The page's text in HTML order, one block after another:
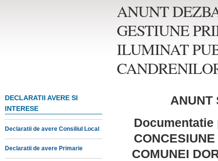
ANUNT
GESTIUNE
ILUMINAT
DECLARATII AVERE SI
INTERESE
Declaratii de avere Consiliul Local
Declaratii de avere Primarie
ANUNT
Documentatie
COMUNEI